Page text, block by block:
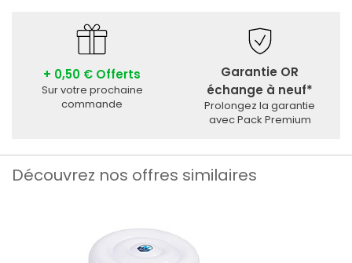
+ 0,50 € Offerts
Sur votre prochaine
commande
Garantie OR
échange à neuf*
Prolongez la garantie
avec Pack Premium
Découvrez nos offres similaires